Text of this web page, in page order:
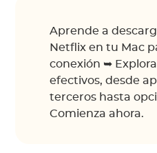
Aprende a
Netflix en tu Mac
conexión ➥
efectivos, desde
terceros hasta
Comienza ahora.